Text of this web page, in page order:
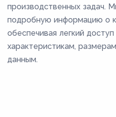
производственных задач.
подробную информацию о
обеспечивая легкий
характеристикам,
данным.